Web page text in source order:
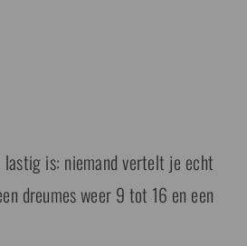
lastig is: niemand vertelt je echt
dreumes weer 9 tot 16 en een